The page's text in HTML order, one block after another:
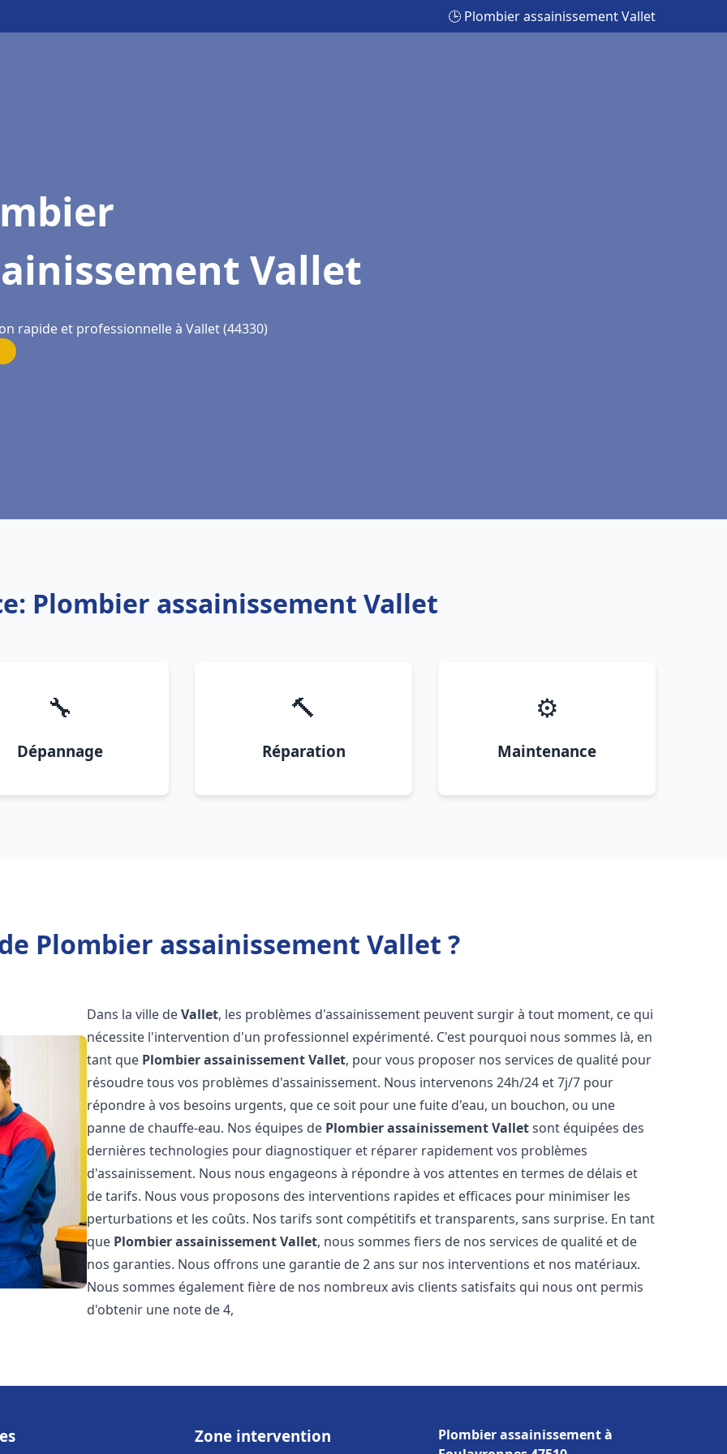
🕒 Plombier assainissement Vallet
Vallet
rapide et professionnelle à Vallet (44330)
Plombier assainissement Vallet
🔧
Dépannage
🔨
Réparation
⚙️
Maintenance
Plombier assainissement Vallet ?
Dans la ville deVallet, les problèmes d'assainissement peuvent surgir à tout moment, ce qui
nécessite l'intervention d'un professionnel expérimenté. C'est pourquoi nous sommes là, en
tant que Plombier assainissementVallet, pour vous proposer nos services de qualité pour
résoudre tous vos problèmes d'assainissement. Nous intervenons 24h/24 et 7j/7 pour
répondre à vos besoins urgents, que ce soit pour une fuite d'eau, un bouchon, ou une
panne de chauffe-eau. Nos équipes de Plombier assainissementValletsont équipées des
dernières technologies pour diagnostiquer et réparer rapidement vos problèmes
d'assainissement. Nous nous engageons à répondre à vos attentes en termes de délais et
de tarifs. Nous vous proposons des interventions rapides et efficaces pour minimiser les
perturbations et les coûts. Nos tarifs sont compétitifs et transparents, sans surprise. En tant
que Plombier assainissementVallet, nous sommes fiers de nos services de qualité et de
nos garanties. Nous offrons une garantie de 2 ans sur nos interventions et nos matériaux.
Nous sommes également fière de nos nombreux avis clients satisfaits qui nous ont permis
d'obtenir une note de 4,
Zone intervention
Plombier assainissement à